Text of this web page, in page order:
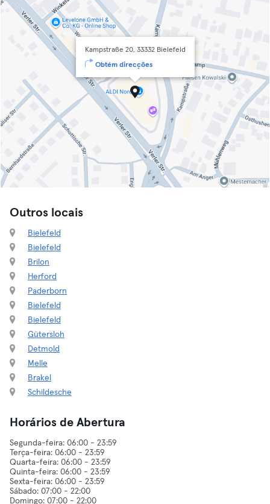
Kampstraße 20, 33332 Bielefeld
Obtém direcções
Outros locais
Bielefeld
Bielefeld
Brilon
Herford
Paderborn
Bielefeld
Bielefeld
Gütersloh
Detmold
Melle
Brakel
Schildesche
Horários de Abertura
Segunda-feira: 06:00 - 23:59
Terça-feira: 06:00 - 23:59
Quarta-feira: 06:00 - 23:59
Quinta-feira: 06:00 - 23:59
Sexta-feira: 06:00 - 23:59
Sábado: 07:00 - 22:00